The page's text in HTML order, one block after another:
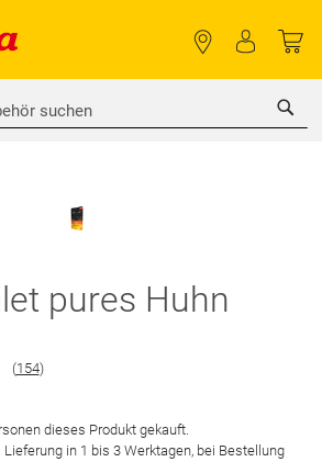
pures Huhn
(154)
dieses Produkt gekauft.
Lieferung in 1 bis 3 Werktagen, bei Bestellung